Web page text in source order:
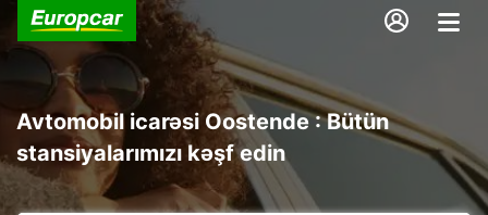
Avtomobil icarəsi Oostende : Bütün
stansiyalarımızı kəşf edin